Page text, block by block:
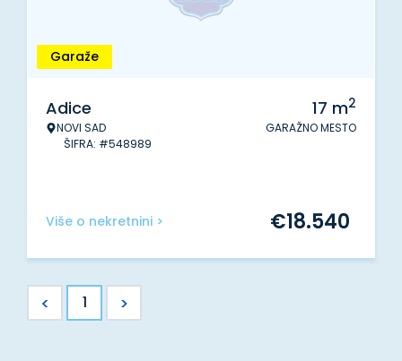
Garaže
Adice
NOVI SAD
ŠIFRA: #548989
17 m2
GARAŽNO MESTO
Više o nekretnini > €18.540
< 1 >